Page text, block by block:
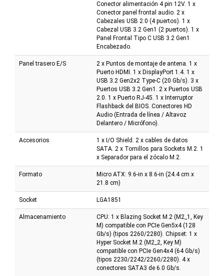
Conector alimentación 4 pin 12V. 1 x
Conector panel frontal audio. 2 x
Cabezales USB 2.0 (4 puertos). 1 x
Cabezal USB 3.2 Gen1 (2 puertos). 1 x
Panel Frontal Tipo C USB 3.2 Gen1
Encabezado.
Panel trasero E/S
2 x Puntos de montaje de antena. 1 x
Puerto HDMI. 1 x DisplayPort 1.4. 1 x
USB 3.2 Gen2x2 Type-C (20 Gb/s). 3 x
Puertos USB 3.2 Gen1. 2 x Puertos USB
2.0. 1 x Puerto RJ-45. 1 x Interruptor
Flashback del BIOS. Conectores HD
Audio (Entrada de línea / Altavoz
Delantero / Micrófono).
Accesorios
1 x I/O Shield. 2 x cables de datos
SATA. 2 x Tornillos para Sockets M.2. 1
x Separador para el zócalo M.2.
Formato
Micro ATX: 9.6-in x 8.6-in (24.4 cm x
21.8 cm)
Socket LGA1851
Almacenamiento
CPU: 1 x Blazing Socket M.2 (M2_1, Key
M) compatible con PCIe Gen5x4 (128
Gb/s) (tipos 2260/2280). Chipset: 1 x
Hyper Socket M.2 (M2_2, Key M)
compatible con PCIe Gen4x4 (64 Gb/s)
(tipos 2230/2242/2260/2280). 4 x
conectores SATA3 de 6.0 Gb/s.